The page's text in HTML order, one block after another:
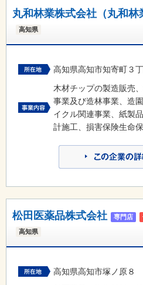
丸和林業株式会社（丸和林
高知県
高知県高知市知寄町３
木材チップの製造販売
事業及び造林事業、造
イクル関連事業、紙製
計施工、損害保険生命
松田医薬品株式会社 専門店
高知県
高知県高知市塚ノ原８